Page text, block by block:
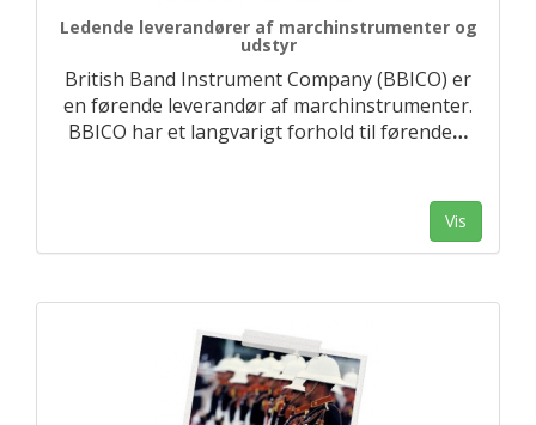
Ledende leverandører af marchinstrumenter og
udstyr
British Band Instrument Company (BBICO) er
en førende leverandør af marchinstrumenter.
BBICO har et langvarigt forhold til førende…
Vis